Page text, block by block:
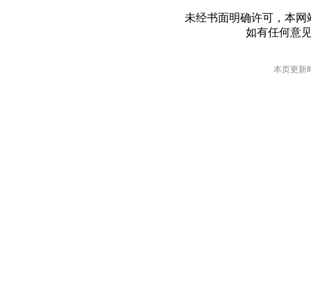
未经书面明确许可，本
如有任何意
本页更新